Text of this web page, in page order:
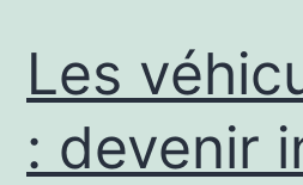
Les
: devenir